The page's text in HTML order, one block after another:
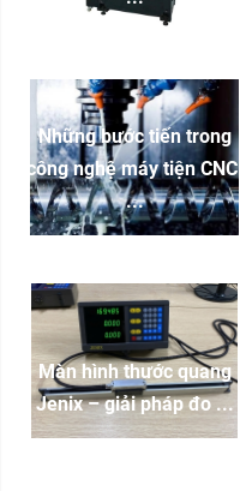
Những bước tiến trong
công nghệ máy tiện CNC:
...
Màn hình thước quang
Jenix – giải pháp đo ...